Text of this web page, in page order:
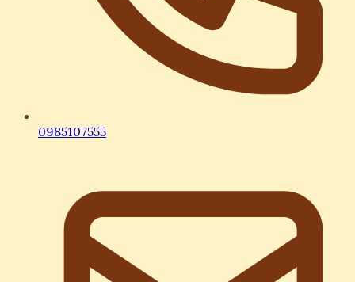
0985107555